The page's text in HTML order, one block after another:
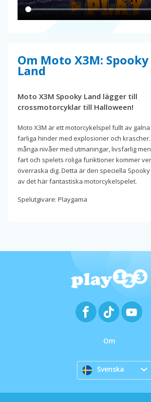
Om Moto X3M: Spooky
Land
Moto X3M Spooky Land lägger till
crossmotorcyklar till Halloween!
Moto X3M är ett motorcykelspel fullt av
farliga hinder med explosioner och
många nivåer med utmaningar, livsfarlig
fart och spelets roliga funktioner kommer
överraska dig. Detta är den speciella
av det här fantastiska motorcykelspelet.
Spelutgivare: Playgama
Om
Svenska